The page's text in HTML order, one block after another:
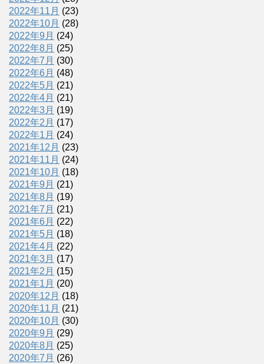
2022年11月 (23)
2022年10月 (28)
2022年9月 (24)
2022年8月 (25)
2022年7月 (30)
2022年6月 (48)
2022年5月 (21)
2022年4月 (21)
2022年3月 (19)
2022年2月 (17)
2022年1月 (24)
2021年12月 (23)
2021年11月 (24)
2021年10月 (18)
2021年9月 (21)
2021年8月 (19)
2021年7月 (21)
2021年6月 (22)
2021年5月 (18)
2021年4月 (22)
2021年3月 (17)
2021年2月 (15)
2021年1月 (20)
2020年12月 (18)
2020年11月 (21)
2020年10月 (30)
2020年9月 (29)
2020年8月 (25)
2020年7月 (26)